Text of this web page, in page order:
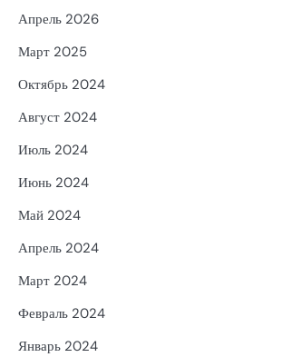
Апрель 2026
Март 2025
Октябрь 2024
Август 2024
Июль 2024
Июнь 2024
Май 2024
Апрель 2024
Март 2024
Февраль 2024
Январь 2024